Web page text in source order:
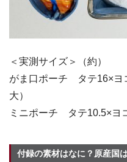
＜実測サイズ＞（約）
がま口ポーチ タテ16×ヨ
大）
ミニポーチ タテ10.5×ヨ
付録の素材はなに？原産国